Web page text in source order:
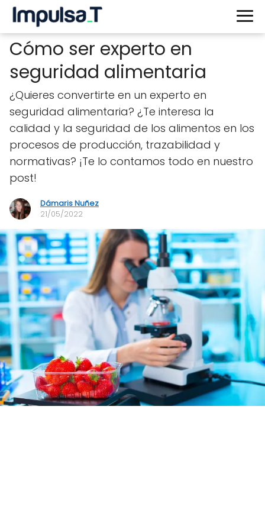
Cómo ser experto en
seguridad alimentaria
¿Quieres convertirte en un experto en
seguridad alimentaria? ¿Te interesa la
calidad y la seguridad de los alimentos en los
procesos de producción, trazabilidad y
normativas? ¡Te lo contamos todo en nuestro
post!
Dámaris Nuñez
21/05/2022